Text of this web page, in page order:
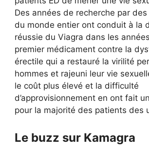
Des années de recherche par
du monde entier ont conduit à la
réussie du Viagra dans les
premier médicament contre la
érectile qui a restauré la virilité
hommes et rajeuni leur vie
le coût plus élevé et la difficulté
d’approvisionnement en ont fait
pour la majorité des patients des
Le buzz sur Kamagra